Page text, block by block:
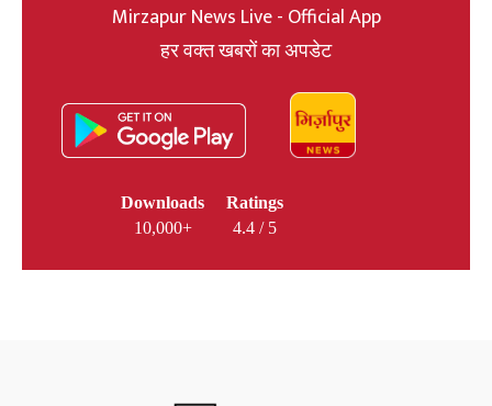
Mirzapur News Live - Official App
हर वक्त खबरों का अपडेट
Downloads
10,000+
Ratings
4.4 / 5